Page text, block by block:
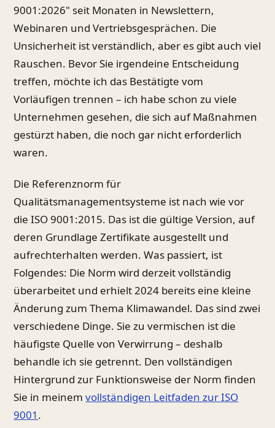
9001:2026" seit Monaten in Newslettern,
Webinaren und Vertriebsgesprächen. Die
Unsicherheit ist verständlich, aber es gibt auch viel
Rauschen. Bevor Sie irgendeine Entscheidung
treffen, möchte ich das Bestätigte vom
Vorläufigen trennen – ich habe schon zu viele
Unternehmen gesehen, die sich auf Maßnahmen
gestürzt haben, die noch gar nicht erforderlich
waren.
Die Referenznorm für
Qualitätsmanagementsysteme ist nach wie vor
die ISO 9001:2015. Das ist die gültige Version, auf
deren Grundlage Zertifikate ausgestellt und
aufrechterhalten werden. Was passiert, ist
Folgendes: Die Norm wird derzeit vollständig
überarbeitet und erhielt 2024 bereits eine kleine
Änderung zum Thema Klimawandel. Das sind zwei
verschiedene Dinge. Sie zu vermischen ist die
häufigste Quelle von Verwirrung – deshalb
behandle ich sie getrennt. Den vollständigen
Hintergrund zur Funktionsweise der Norm finden
Sie in meinemvollständigen Leitfaden zur ISO
9001 .